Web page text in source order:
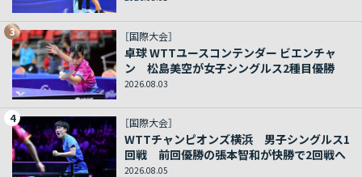
3 ［国際大会］
卓球 WTTユースコンテンダー ビエンチャ
ン 松島美空が女子シングルス2種目優勝
2026.08.03
4 ［国際大会］
WTTチャンピオンズ横浜 男子シングルス1
回戦 前回優勝の張本智和が快勝で2回戦へ
2026.08.05